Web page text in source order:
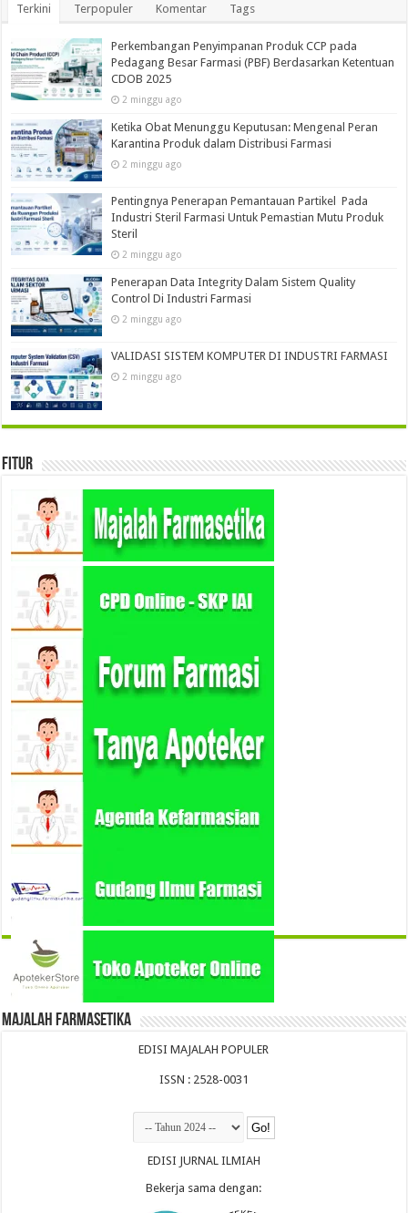
Terkini Terpopuler Komentar Tags
Perkembangan Penyimpanan Produk CCP pada
Pedagang Besar Farmasi (PBF) Berdasarkan Ketentuan
CDOB 2025
2 minggu ago
Ketika Obat Menunggu Keputusan: Mengenal Peran
Karantina Produk dalam Distribusi Farmasi
2 minggu ago
Pentingnya Penerapan Pemantauan Partikel Pada
Industri Steril Farmasi Untuk Pemastian Mutu Produk
Steril
2 minggu ago
Penerapan Data Integrity Dalam Sistem Quality
Control Di Industri Farmasi
2 minggu ago
VALIDASI SISTEM KOMPUTER DI INDUSTRI FARMASI
2 minggu ago
Fitur
Majalah Farmasetika
EDISI MAJALAH POPULER
ISSN : 2528-0031
EDISI JURNAL ILMIAH
Bekerja sama dengan: